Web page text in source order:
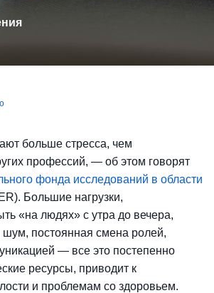
больше стресса, чем
профессий, — об этом говорят
фонда исследований в области
Большие нагрузки,
«на людях» с утра до вечера,
шум, постоянная смена ролей,
— все это постепенно
ресурсы, приводит к
и проблемам со здоровьем.